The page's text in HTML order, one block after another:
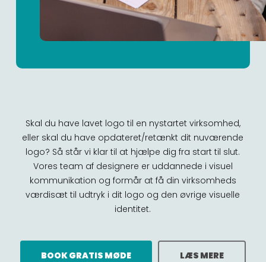
Skal du have lavet logo til en nystartet virksomhed,
eller skal du have opdateret/retænkt dit nuværende
logo? Så står vi klar til at hjælpe dig fra start til slut.
Vores team af designere er uddannede i visuel
kommunikation og formår at få din virksomheds
værdisæt til udtryk i dit logo og den øvrige visuelle
identitet.
BOOK GRATIS MØDE LÆS MERE